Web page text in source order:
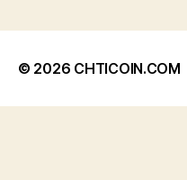
© 2026 CHTICOIN.COM